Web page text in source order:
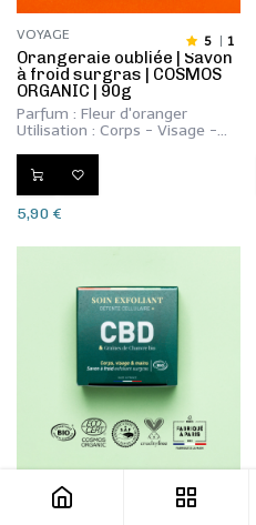
5 1
VOYAGE
​Orangeraie oubliée | Savon
à froid surgras | COSMOS
ORGANIC | 90g
Parfum : Fleur d'oranger
Utilisation : Corps - Visage -
5,90 €
DÉTENTE CELLULAIRE +
​​​​​Soin Exfoliant Détente